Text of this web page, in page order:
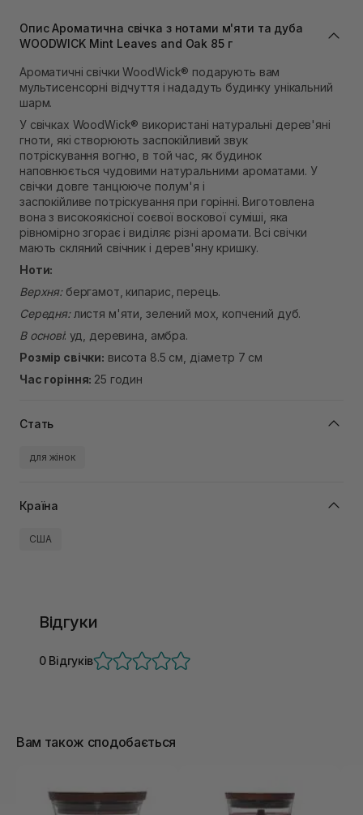
Самовивіз м. Львів, вул. Степана Бандери 45
Немає в наявності!
Самовивіз м. Рівне, вул. 16-го Липня, 15
Немає в наявності!
Самовивіз м. Рівне, вул. Кулика і Гудачека 23 (ТЦ
Немає в наявності!
Опис Ароматична свічка з нотами м'яти та дуба
WOODWICK Mint Leaves and Oak 85 г
Ароматичні свічки WoodWick® подарують вам
мультисенсорні відчуття і нададуть будинку унікальний
шарм.
У свічках WoodWick® використані натуральні дерев'яні
гноти, які створюють заспокійливий звук
потріскування вогню, в той час, як будинок
наповнюється чудовими натуральними ароматами. У
свічки довге танцююче полум'я і
заспокійливе потріскування при горінні. Виготовлена
вона з високоякісної соєвої воскової суміші, яка
рівномірно згорає і виділяє різні аромати. Всі свічки
мають скляний свічник і дерев'яну кришку.
Ноти:
Верхня: бергамот, кипарис, перець.
Середня: листя м'яти, зелений мох, копчений дуб.
В основі: уд, деревина, амбра.
Розмір свічки: висота 8.5 см, діаметр 7 см
Час горіння: 25 годин
Стать
для жінок
Країна
США
Відгуки
0 Відгуків
Вам також сподобається